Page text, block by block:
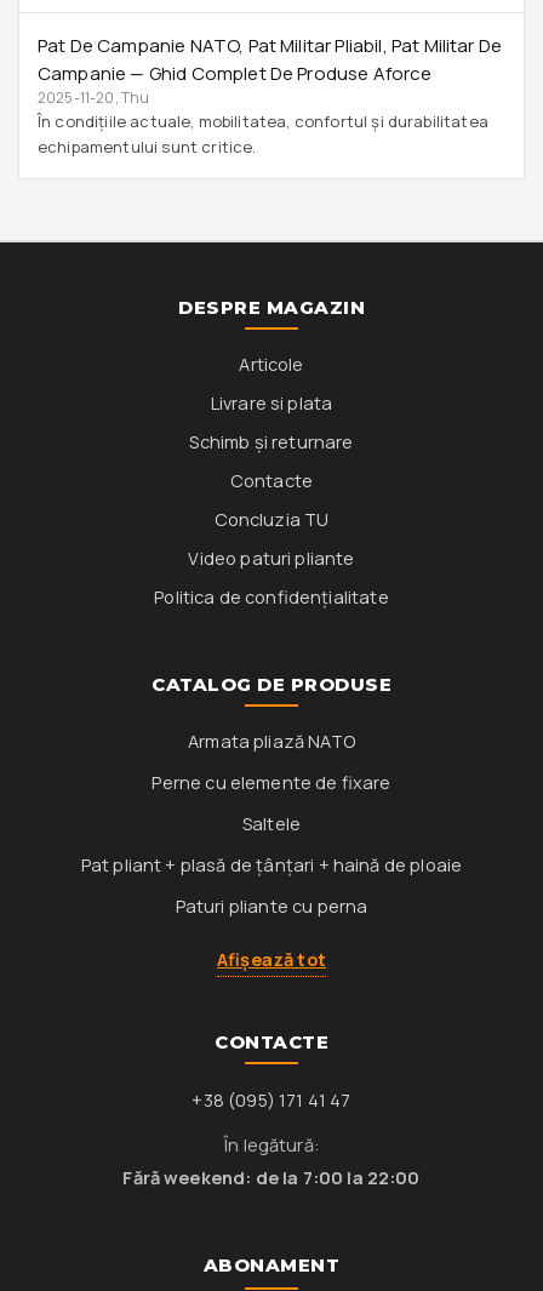
Pat De Campanie NATO, Pat Militar Pliabil, Pat Militar De
Campanie — Ghid Complet De Produse Aforce
2025-11-20, Thu
În condițiile actuale, mobilitatea, confortul și durabilitatea
echipamentului sunt critice.
DESPRE MAGAZIN
Articole
Livrare si plata
Schimb și returnare
Contacte
Concluzia TU
Video paturi pliante
Politica de confidențialitate
CATALOG DE PRODUSE
Armata pliază NATO
Perne cu elemente de fixare
Saltele
Pat pliant + plasă de țânțari + haină de ploaie
Paturi pliante cu perna
Afișează tot
CONTACTE
+38 (095) 171 41 47
În legătură:
Fără weekend: de la 7:00 la 22:00
ABONAMENT